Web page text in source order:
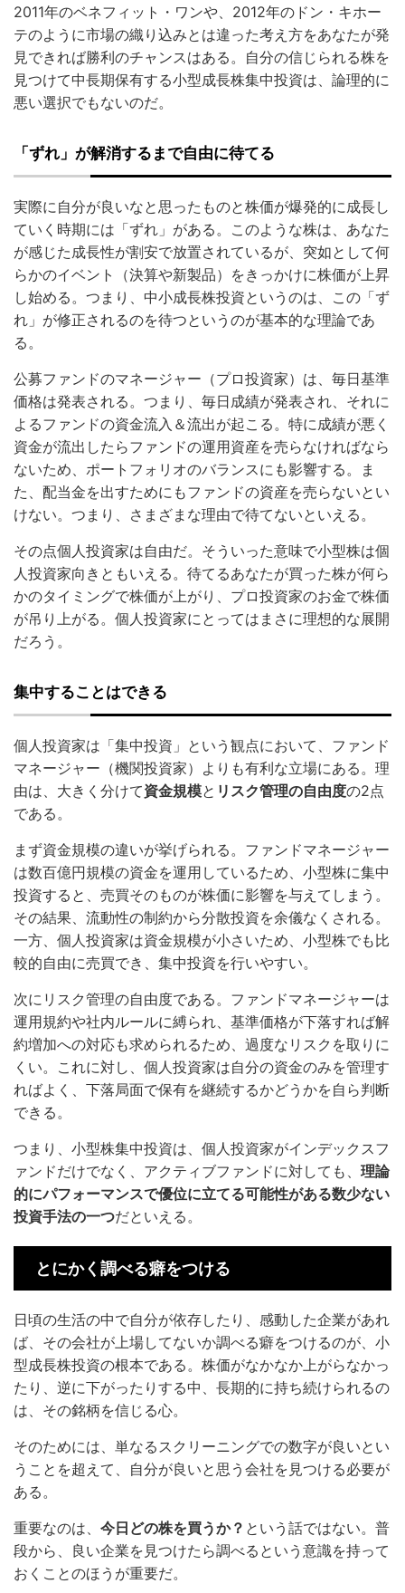
2011年のベネフィット・ワンや、2012年のドン・キホー
テのように市場の織り込みとは違った考え方をあなたが発
見できれば勝利のチャンスはある。自分の信じられる株を
見つけて中長期保有する小型成長株集中投資は、論理的に
悪い選択でもないのだ。
「ずれ」が解消するまで自由に待てる
実際に自分が良いなと思ったものと株価が爆発的に成長し
ていく時期には「ずれ」がある。このような株は、あなた
が感じた成長性が割安で放置されているが、突如として何
らかのイベント（決算や新製品）をきっかけに株価が上昇
し始める。つまり、中小成長株投資というのは、この「ず
れ」が修正されるのを待つというのが基本的な理論であ
る。
公募ファンドのマネージャー（プロ投資家）は、毎日基準
価格は発表される。つまり、毎日成績が発表され、それに
よるファンドの資金流入＆流出が起こる。特に成績が悪く
資金が流出したらファンドの運用資産を売らなければなら
ないため、ポートフォリオのバランスにも影響する。ま
た、配当金を出すためにもファンドの資産を売らないとい
けない。つまり、さまざまな理由で待てないといえる。
その点個人投資家は自由だ。そういった意味で小型株は個
人投資家向きともいえる。待てるあなたが買った株が何ら
かのタイミングで株価が上がり、プロ投資家のお金で株価
が吊り上がる。個人投資家にとってはまさに理想的な展開
だろう。
集中することはできる
個人投資家は「集中投資」という観点において、ファンド
マネージャー（機関投資家）よりも有利な立場にある。理
由は、大きく分けて資金規模と リスク管理の自由度の2点
である。
まず資金規模の違いが挙げられる。ファンドマネージャー
は数百億円規模の資金を運用しているため、小型株に集中
投資すると、売買そのものが株価に影響を与えてしまう。
その結果、流動性の制約から分散投資を余儀なくされる。
一方、個人投資家は資金規模が小さいため、小型株でも比
較的自由に売買でき、集中投資を行いやすい。
次にリスク管理の自由度である。ファンドマネージャーは
運用規約や社内ルールに縛られ、基準価格が下落すれば解
約増加への対応も求められるため、過度なリスクを取りに
くい。これに対し、個人投資家は自分の資金のみを管理す
ればよく、下落局面で保有を継続するかどうかを自ら判断
できる。
つまり、小型株集中投資は、個人投資家がインデックスフ
ァンドだけでなく、アクティブファンドに対しても、 理論
的にパフォーマンスで優位に立てる可能性がある数少ない
投資手法の一つだといえる。
とにかく調べる癖をつける
日頃の生活の中で自分が依存したり、感動した企業があれ
ば、その会社が上場してないか調べる癖をつけるのが、小
型成長株投資の根本である。株価がなかなか上がらなかっ
たり、逆に下がったりする中、長期的に持ち続けられるの
は、その銘柄を信じる心。
そのためには、単なるスクリーニングでの数字が良いとい
うことを超えて、自分が良いと思う会社を見つける必要が
ある。
重要なのは、 今日どの株を買うか？ という話ではない。普
段から、良い企業を見つけたら調べるという意識を持って
おくことのほうが重要だ。